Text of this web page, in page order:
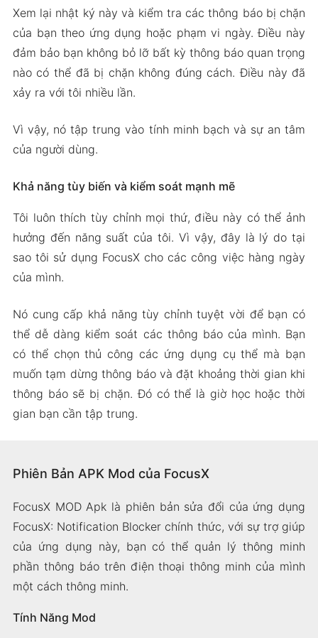
Xem lại nhật ký này và kiểm tra các thông báo bị chặn
của bạn theo ứng dụng hoặc phạm vi ngày. Điều này
đảm bảo bạn không bỏ lỡ bất kỳ thông báo quan trọng
nào có thể đã bị chặn không đúng cách. Điều này đã
xảy ra với tôi nhiều lần.
Vì vậy, nó tập trung vào tính minh bạch và sự an tâm
của người dùng.
Khả năng tùy biến và kiểm soát mạnh mẽ
Tôi luôn thích tùy chỉnh mọi thứ, điều này có thể ảnh
hưởng đến năng suất của tôi. Vì vậy, đây là lý do tại
sao tôi sử dụng FocusX cho các công việc hàng ngày
của mình.
Nó cung cấp khả năng tùy chỉnh tuyệt vời để bạn có
thể dễ dàng kiểm soát các thông báo của mình. Bạn
có thể chọn thủ công các ứng dụng cụ thể mà bạn
muốn tạm dừng thông báo và đặt khoảng thời gian khi
thông báo sẽ bị chặn. Đó có thể là giờ học hoặc thời
gian bạn cần tập trung.
Phiên Bản APK Mod của FocusX
FocusX MOD Apk là phiên bản sửa đổi của ứng dụng
FocusX: Notification Blocker chính thức, với sự trợ giúp
của ứng dụng này, bạn có thể quản lý thông minh
phần thông báo trên điện thoại thông minh của mình
một cách thông minh.
Tính Năng Mod